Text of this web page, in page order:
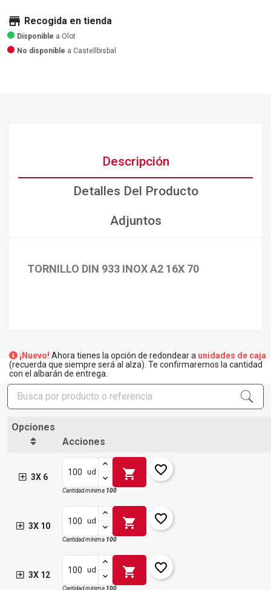
store Recogida en tienda
Disponible a Olot
No disponible a Castellbisbal
Descripción
Detalles Del Producto
Adjuntos
TORNILLO DIN 933 INOX A2 16X 70
¡Nuevo! Ahora tienes la opción de redondear a unidades de caja
(recuerda que siempre será al alza). Te confirmaremos la cantidad
con el albarán de entrega.
Opciones
Acciones
3X 6
ud shopping_cart favorite_border
Cantidad mínima 100
3X 10
ud shopping_cart favorite_border
Cantidad mínima 100
3X 12
ud shopping_cart favorite_border
Cantidad mínima 100